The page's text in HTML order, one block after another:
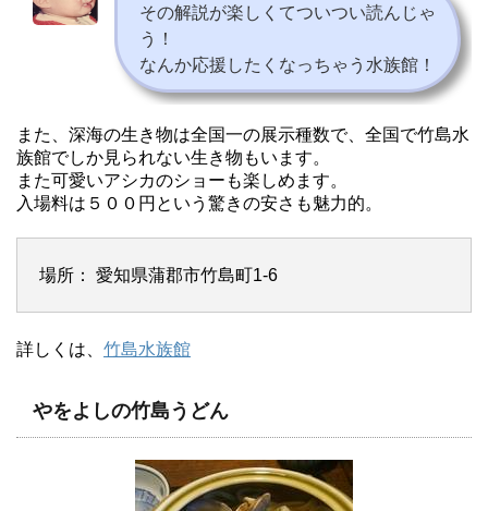
その解説が楽しくてついつい読んじゃ
う！
なんか応援したくなっちゃう水族館！
また、深海の生き物は全国一の展示種数で、全国で竹島水
族館でしか見られない生き物もいます。
また可愛いアシカのショーも楽しめます。
入場料は５００円という驚きの安さも魅力的。
場所： 愛知県蒲郡市竹島町1-6
詳しくは、 竹島水族館
やをよしの竹島うどん